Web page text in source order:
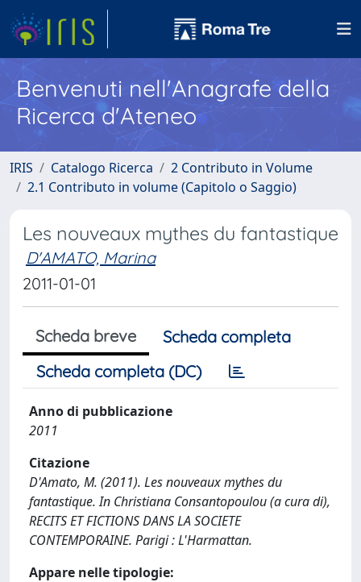
Benvenuti nell'Anagrafe della
Ricerca d'Ateneo
IRIS Catalogo Ricerca
2 Contributo in Volume
2.1 Contributo in volume (Capitolo o Saggio)
Les nouveaux mythes du fantastique
D'AMATO, Marina
2011-01-01
Scheda breve
Scheda completa
Scheda completa (DC)
Anno di pubblicazione
2011
Citazione
D'Amato, M. (2011). Les nouveaux mythes du
fantastique. In Christiana Consantopoulou (a cura di),
RECITS ET FICTIONS DANS LA SOCIETE
CONTEMPORAINE. Parigi : L'Harmattan.
Appare nelle tipologie: